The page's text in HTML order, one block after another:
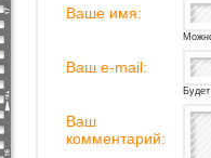
Ваше имя:
Ваш e-mail:
Ваш
комментарий: